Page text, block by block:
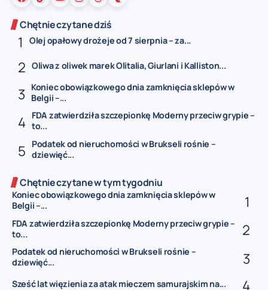
Chętnie czytane dziś
Olej opałowy drożeje od 7 sierpnia – za...
Oliwa z oliwek marek Olitalia, Giurlani i Kalliston...
Koniec obowiązkowego dnia zamknięcia sklepów w
Belgii –...
FDA zatwierdziła szczepionkę Moderny przeciw grypie –
to...
Podatek od nieruchomości w Brukseli rośnie –
dziewięć...
Chętnie czytane w tym tygodniu
Koniec obowiązkowego dnia zamknięcia sklepów w
Belgii –...
FDA zatwierdziła szczepionkę Moderny przeciw grypie –
to...
Podatek od nieruchomości w Brukseli rośnie –
dziewięć...
Sześć lat więzienia za atak mieczem samurajskim na...